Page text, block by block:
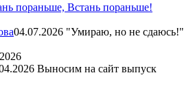
пораньше, Встань пораньше!
04.07.2026 "Умираю, но не сдаюсь!"
Выносим на сайт выпуск